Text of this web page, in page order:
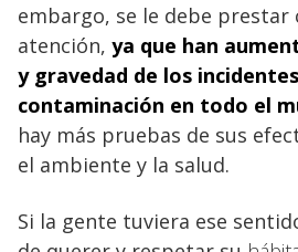
embargo, se le debe prestar
atención, ya que han
y gravedad de los
contaminación en todo el
hay más pruebas de sus
el ambiente y la salud.
Si la gente tuviera ese